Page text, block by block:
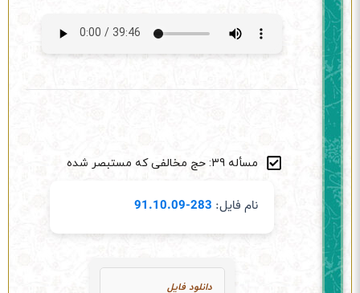
مسأله 39: حج مخالفی که مستبصر شده
نام فایل: 283-91.10.09
دانلود فایل